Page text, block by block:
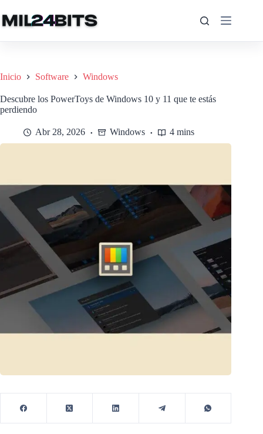
al
contenido
Inicio Software Windows
Descubre los PowerToys de Windows 10 y 11 que te estás
perdiendo
Abr 28, 2026 Windows 4 mins